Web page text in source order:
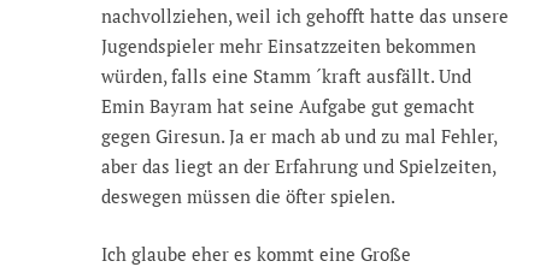
nachvollziehen, weil ich gehofft hatte das unsere
Jugendspieler mehr Einsatzzeiten bekommen
würden, falls eine Stamm ´kraft ausfällt. Und
Emin Bayram hat seine Aufgabe gut gemacht
gegen Giresun. Ja er mach ab und zu mal Fehler,
aber das liegt an der Erfahrung und Spielzeiten,
deswegen müssen die öfter spielen.
Ich glaube eher es kommt eine Große